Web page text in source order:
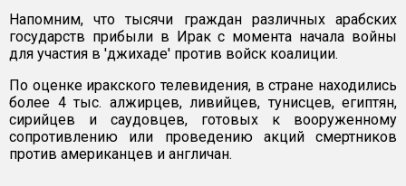
Напомним, что тысячи граждан различных арабских
государств прибыли в Ирак с момента начала войны
для участия в 'джихаде' против войск коалиции.
По оценке иракского телевидения, в стране находились
более 4 тыс. алжирцев, ливийцев, тунисцев, египтян,
сирийцев и саудовцев, готовых к вооруженному
сопротивлению или проведению акций смертников
против американцев и англичан.